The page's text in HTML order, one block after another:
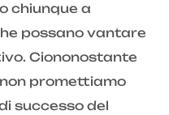
chiunque a
possano vantare
Ciononostante
promettiamo
successo del